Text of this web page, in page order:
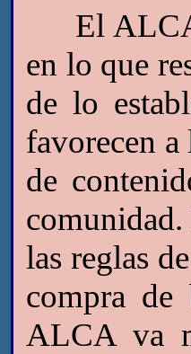
El ALCA
en lo que
de lo
favorecen
de
las reglas
compra de
ALCA va